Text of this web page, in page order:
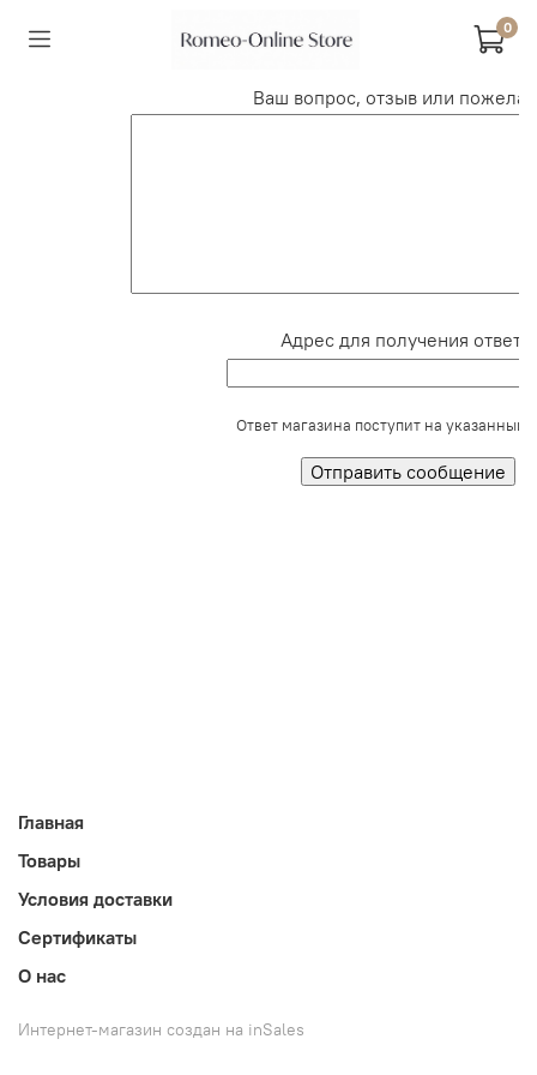
0
Ваш вопрос, отзыв или
Адрес для получения ответа:
Ответ магазина поступит на указанный
Главная
Товары
Условия доставки
Сертификаты
О нас
Интернет-магазин создан на inSales